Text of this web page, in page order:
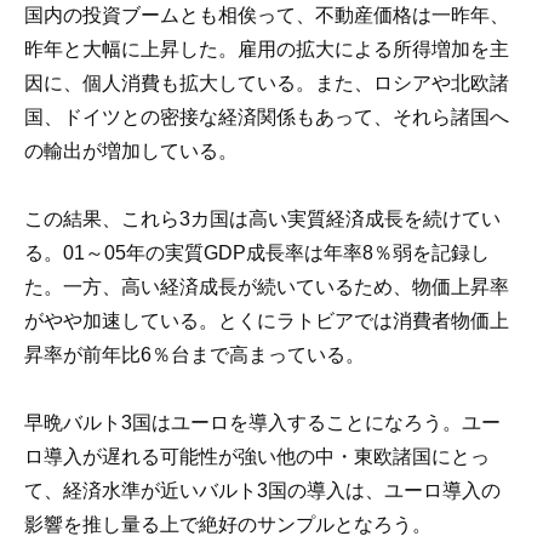
国内の投資ブームとも相俟って、不動産価格は一昨年、
昨年と大幅に上昇した。雇用の拡大による所得増加を主
因に、個人消費も拡大している。また、ロシアや北欧諸
国、ドイツとの密接な経済関係もあって、それら諸国へ
の輸出が増加している。
この結果、これら3カ国は高い実質経済成長を続けてい
る。01～05年の実質GDP成長率は年率8％弱を記録し
た。一方、高い経済成長が続いているため、物価上昇率
がやや加速している。とくにラトビアでは消費者物価上
昇率が前年比6％台まで高まっている。
早晩バルト3国はユーロを導入することになろう。ユー
ロ導入が遅れる可能性が強い他の中・東欧諸国にとっ
て、経済水準が近いバルト3国の導入は、ユーロ導入の
影響を推し量る上で絶好のサンプルとなろう。